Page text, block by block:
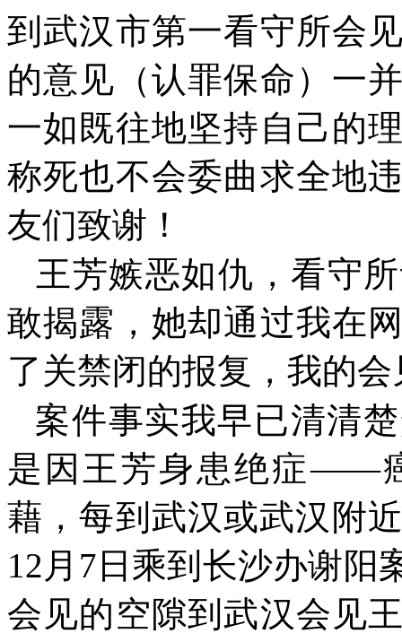
到武汉市第一看守所会
的意见（认罪保命）一
一如既往地坚持自己的
称死也不会委曲求全地
友们致谢！
王芳嫉恶如仇，看守
敢揭露，她却通过我在
了关禁闭的报复，我的
案件事实我早已清清
是因王芳身患绝症——
藉，每到武汉或武汉附
12 月 7 日乘到长沙办谢阳
会见的空隙到武汉会见